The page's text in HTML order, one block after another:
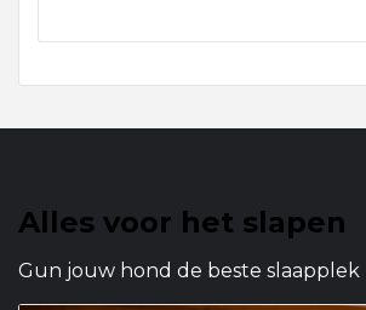
Alles voor het slapen
Gun jouw hond de beste slaapplek